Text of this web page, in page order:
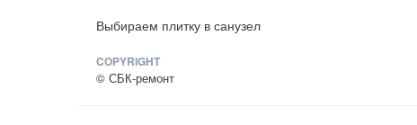
Выбираем плитку в санузел
COPYRIGHT
© СБК-ремонт